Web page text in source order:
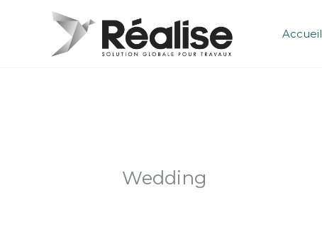
Accueil
Wedding